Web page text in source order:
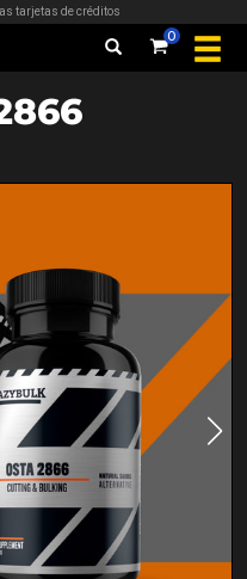
tarjetas de créditos
0